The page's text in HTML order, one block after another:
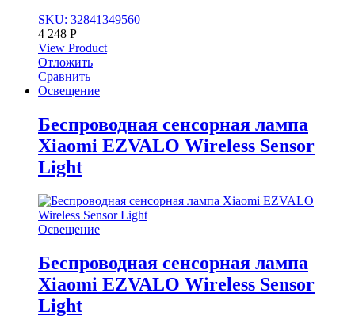
SKU: 32841349560
4 248 Р
View Product
Отложить
Сравнить
Освещение
Беспроводная сенсорная лампа
Xiaomi EZVALO Wireless Sensor
Light
Освещение
Беспроводная сенсорная лампа
Xiaomi EZVALO Wireless Sensor
Light